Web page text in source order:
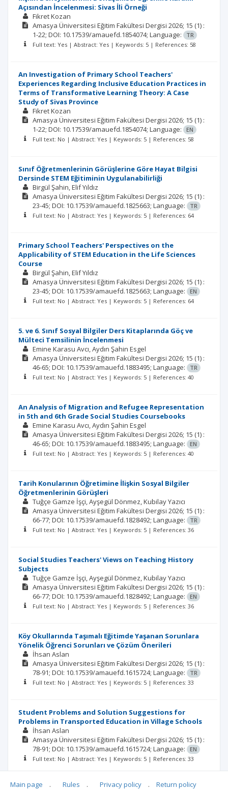
Açısından İncelenmesi: Sivas İli Örneği
Fikret Kozan
Amasya Üniversitesi Eğitim Fakültesi Dergisi 2026; 15 (1) :
1-22; DOI: 10.17539/amauefd.1854074; Language:
TR
Full text: Yes | Abstract: Yes | Keywords: 5 | References: 58
An Investigation of Primary School Teachers'
Experiences Regarding Inclusive Education Practices in
Terms of Transformative Learning Theory: A Case
Study of Sivas Province
Fikret Kozan
Amasya Üniversitesi Eğitim Fakültesi Dergisi 2026; 15 (1) :
1-22; DOI: 10.17539/amauefd.1854074; Language:
EN
Full text: No | Abstract: Yes | Keywords: 5 | References: 58
Sınıf Öğretmenlerinin Görüşlerine Göre Hayat Bilgisi
Dersinde STEM Eğitiminin Uygulanabilirliği
Birgül Şahin Elif Yıldız
Amasya Üniversitesi Eğitim Fakültesi Dergisi 2026; 15 (1) :
23-45; DOI: 10.17539/amauefd.1825663; Language:
TR
Full text: No | Abstract: Yes | Keywords: 5 | References: 64
Primary School Teachers' Perspectives on the
Applicability of STEM Education in the Life Sciences
Course
Birgül Şahin Elif Yıldız
Amasya Üniversitesi Eğitim Fakültesi Dergisi 2026; 15 (1) :
23-45; DOI: 10.17539/amauefd.1825663; Language:
EN
Full text: No | Abstract: Yes | Keywords: 5 | References: 64
5. ve 6. Sınıf Sosyal Bilgiler Ders Kitaplarında Göç ve
Mülteci Temsilinin İncelenmesi
Emine Karasu Avcı Aydın Şahin Esgel
Amasya Üniversitesi Eğitim Fakültesi Dergisi 2026; 15 (1) :
46-65; DOI: 10.17539/amauefd.1883495; Language:
TR
Full text: No | Abstract: Yes | Keywords: 5 | References: 40
An Analysis of Migration and Refugee Representation
in 5th and 6th Grade Social Studies Coursebooks
Emine Karasu Avcı Aydın Şahin Esgel
Amasya Üniversitesi Eğitim Fakültesi Dergisi 2026; 15 (1) :
46-65; DOI: 10.17539/amauefd.1883495; Language:
EN
Full text: No | Abstract: Yes | Keywords: 5 | References: 40
Tarih Konularının Öğretimine İlişkin Sosyal Bilgiler
Öğretmenlerinin Görüşleri
Tuğçe Gamze İşçi Ayşegül Dönmez Kubilay Yazıcı
Amasya Üniversitesi Eğitim Fakültesi Dergisi 2026; 15 (1) :
66-77; DOI: 10.17539/amauefd.1828492; Language:
TR
Full text: No | Abstract: Yes | Keywords: 5 | References: 36
Social Studies Teachers' Views on Teaching History
Subjects
Tuğçe Gamze İşçi Ayşegül Dönmez Kubilay Yazıcı
Amasya Üniversitesi Eğitim Fakültesi Dergisi 2026; 15 (1) :
66-77; DOI: 10.17539/amauefd.1828492; Language:
EN
Full text: No | Abstract: Yes | Keywords: 5 | References: 36
Köy Okullarında Taşımalı Eğitimde Yaşanan Sorunlara
Yönelik Öğrenci Sorunları ve Çözüm Önerileri
İhsan Aslan
Amasya Üniversitesi Eğitim Fakültesi Dergisi 2026; 15 (1) :
78-91; DOI: 10.17539/amauefd.1615724; Language:
TR
Full text: No | Abstract: Yes | Keywords: 5 | References: 33
Student Problems and Solution Suggestions for
Problems in Transported Education in Village Schools
İhsan Aslan
Amasya Üniversitesi Eğitim Fakültesi Dergisi 2026; 15 (1) :
78-91; DOI: 10.17539/amauefd.1615724; Language:
EN
Full text: No | Abstract: Yes | Keywords: 5 | References: 33
Main page . Rules . Privacy policy . Return policy